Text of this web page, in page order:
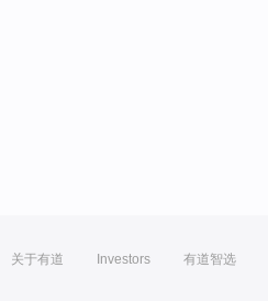
关于有道 Investors 有道智选